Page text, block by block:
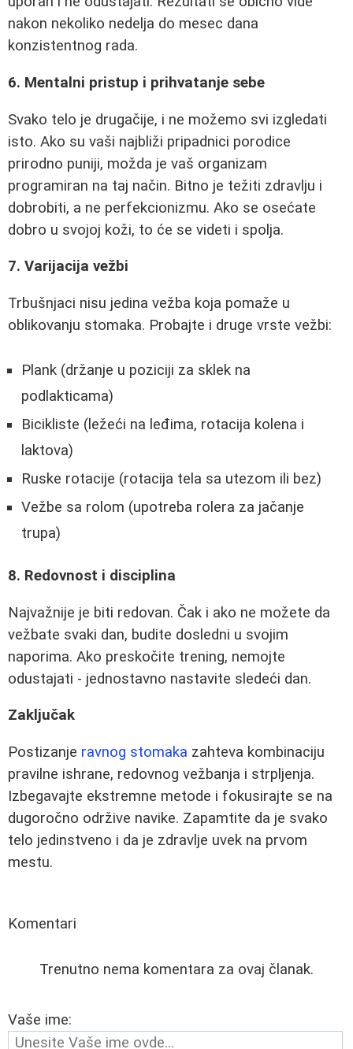
nakon nekoliko nedelja do mesec dana
konzistentnog rada.
6. Mentalni pristup i prihvatanje sebe
Svako telo je drugačije, i ne možemo svi izgledati
isto. Ako su vaši najbliži pripadnici porodice
prirodno puniji, možda je vaš organizam
programiran na taj način. Bitno je težiti zdravlju i
dobrobiti, a ne perfekcionizmu. Ako se osećate
dobro u svojoj koži, to će se videti i spolja.
7. Varijacija vežbi
Trbušnjaci nisu jedina vežba koja pomaže u
oblikovanju stomaka. Probajte i druge vrste vežbi:
Plank (držanje u poziciji za sklek na
podlakticama)
Bicikliste (ležeći na leđima, rotacija kolena i
laktova)
Ruske rotacije (rotacija tela sa utezom ili bez)
Vežbe sa rolom (upotreba rolera za jačanje
trupa)
8. Redovnost i disciplina
Najvažnije je biti redovan. Čak i ako ne možete da
vežbate svaki dan, budite dosledni u svojim
naporima. Ako preskočite trening, nemojte
odustajati - jednostavno nastavite sledeći dan.
Zaključak
Postizanje ravnog stomaka zahteva kombinaciju
pravilne ishrane, redovnog vežbanja i strpljenja.
Izbegavajte ekstremne metode i fokusirajte se na
dugoročno održive navike. Zapamtite da je svako
telo jedinstveno i da je zdravlje uvek na prvom
mestu.
Komentari
Trenutno nema komentara za ovaj članak.
Vaše ime: